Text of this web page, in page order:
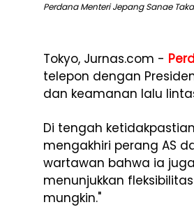
Perdana Menteri Jepang Sanae
Tokyo, Jurnas.com -
telepon dengan
dan keamanan lalu
Di tengah
mengakhiri perang AS
wartawan bahwa ia
menunjukkan
mungkin."